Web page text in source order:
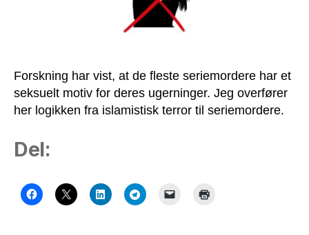
Forskning har vist, at de fleste seriemordere har et
seksuelt motiv for deres ugerninger. Jeg overfører
her logikken fra islamistisk terror til seriemordere.
Del: